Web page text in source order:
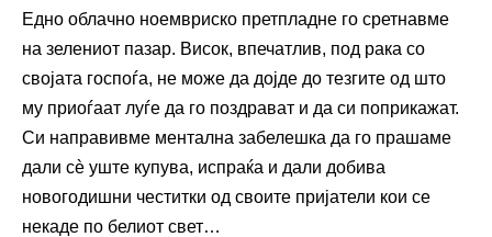
Едно облачно ноемвриско претпладне го сретнавме
на зелениот пазар. Висок, впечатлив, под рака со
својата госпоѓа, не може да дојде до тезгите од што
му приоѓаат луѓе да го поздрават и да си поприкажат.
Си направивме ментална забелешка да го прашаме
дали сè уште купува, испраќа и дали добива
новогодишни честитки од своите пријатели кои се
некаде по белиот свет…